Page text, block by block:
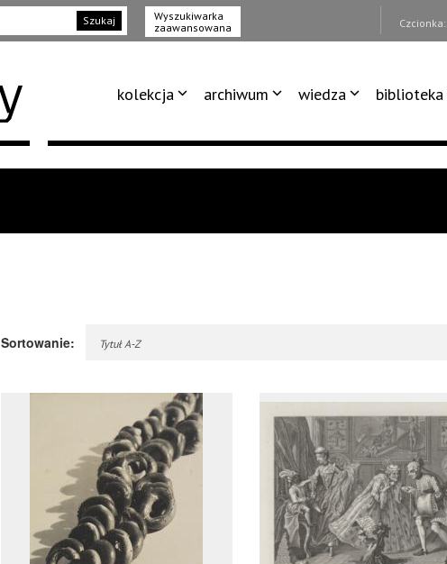
Szukaj
Wyszukiwarka
zaawansowana
Czcionka:
kolekcja archiwum wiedza biblioteka
Sortowanie: Tytuł A-Z